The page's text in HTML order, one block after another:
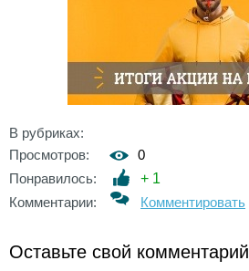
В рубриках:
Просмотров:
0
Понравилось:
+ 1
Комментарии:
Комментировать
Оставьте свой комментарий